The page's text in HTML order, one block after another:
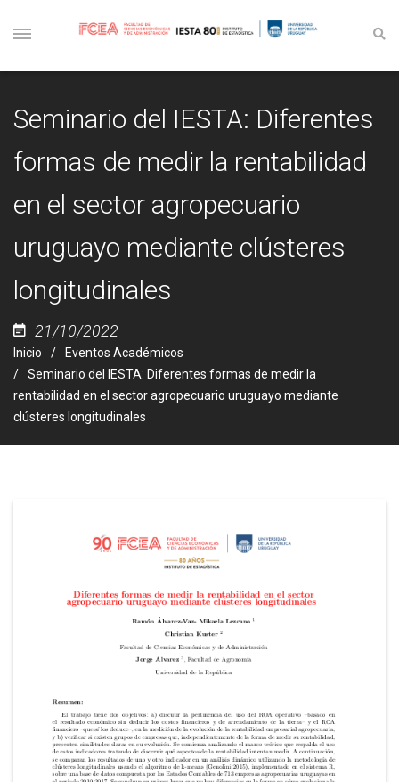
Seminario del IESTA: Diferentes
formas de medir la rentabilidad
en el sector agropecuario
uruguayo mediante clústeres
longitudinales
21/10/2022
Inicio
Eventos Académicos
Seminario del IESTA: Diferentes formas de medir la
rentabilidad en el sector agropecuario uruguayo mediante
clústeres longitudinales